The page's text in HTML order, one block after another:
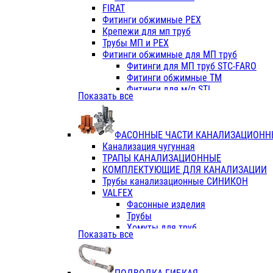
Фитинги ПП белые
Фитинги ПП белые
Фитинги ППс металл.белые
VALFEX
Трубы PE-RT
Трубы ПП водопровод белые
Трубы ПП водопровод серые
Трубы армированные
Трубы армированные
Фитинги с металл. серые
Фитинги ПП (серые)
Фитинги ПП белые
Краны
Фитинги ПП (белые)
Фитинги ПП с металлом белые
ПК КОНТУР
Краны полипропиленовые
Трубы полипропиленивые
FIRAT
Фитинги обжимные PEX
Крепежи для мп труб
Трубы МП и PEX
Фитинги обжимные для МП труб
Фитинги для МП труб STC-FARO
Фитинги обжимные ТМ
Фитинги для м/п STI
Фитинги для МП труб TITAN
TK
VALFEX
Показать все
ФАСОННЫЕ ЧАСТИ
Канализация чугунная
ТРАПЫ КАНАЛИЗАЦИОННЫЕ
КОМПЛЕКТУЮЩИЕ ДЛЯ КАНАЛИЗАЦИИ
Трубы канализационные СИНИКОН
VALFEX
Фасонные изделия
Трубы
Хомуты для труб
ПВХ (стройполимер)
Показать все